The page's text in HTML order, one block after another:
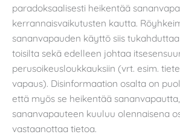
paradoksaalisesti heikentää
kerrannaisvaikutusten kautta.
sananvapauden käyttö siis
toisilta sekä edelleen johtaa
perusoikeusloukkauksiin (vrt. esim.
vapaus). Disinformaation osalta on
että myös se heikentää
sananvapauteen kuuluu olennaisena
vastaanottaa tietoa.